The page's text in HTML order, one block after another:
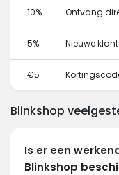
10% Ontvang
5% Nieuwe
€5
Blinkshop
Is er een
Blinkshop